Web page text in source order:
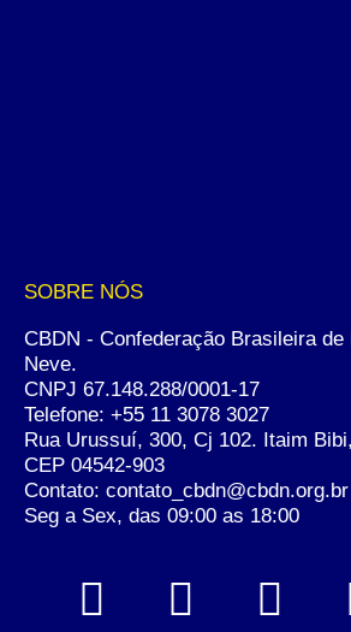
SOBRE NÓS
CBDN - Confederação Brasileira de
Neve.
CNPJ 67.148.288/0001-17
Telefone: +55 11 3078 3027
Rua Urussuí, 300, Cj 102. Itaim
CEP 04542-903
Contato: contato_cbdn@cbdn.org.br
Seg a Sex, das 09:00 as 18:00